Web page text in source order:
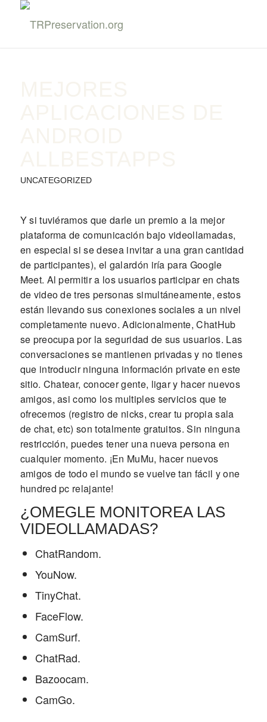
UNCATEGORIZED
Y si tuviéramos que darle un premio a la mejor
plataforma de comunicación bajo videollamadas,
en especial si se desea invitar a una gran cantidad
de participantes), el galardón iría para Google
Meet. Al permitir a los usuarios participar en chats
de video de tres personas simultáneamente, estos
están llevando sus conexiones sociales a un nivel
completamente nuevo. Adicionalmente, ChatHub
se preocupa por la seguridad de sus usuarios. Las
conversaciones se mantienen privadas y no tienes
que introducir ninguna información private en este
sitio. Chatear, conocer gente, ligar y hacer nuevos
amigos, asi como los multiples servicios que te
ofrecemos (registro de nicks, crear tu propia sala
de chat, etc) son totalmente gratuitos. Sin ninguna
restricción, puedes tener una nueva persona en
cualquier momento. ¡En MuMu, hacer nuevos
amigos de todo el mundo se vuelve tan fácil y one
hundred pc relajante!
¿OMEGLE MONITOREA LAS
VIDEOLLAMADAS?
ChatRandom.
YouNow.
TinyChat.
FaceFlow.
CamSurf.
ChatRad.
Bazoocam.
CamGo.